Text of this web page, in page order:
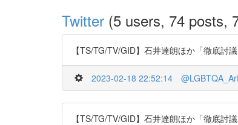
Twitter (5 users, 74 posts,
【TS/TG/TV/GID】石井達朗ほか「徹底
2023-02-18 22:52:14
【TS/TG/TV/GID】石井達朗ほか「徹底